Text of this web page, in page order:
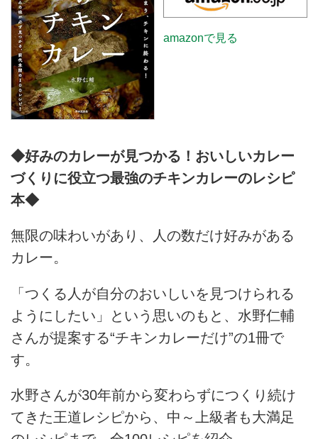
amazonで見る
◆好みのカレーが見つかる！おいしいカレー
づくりに役立つ最強のチキンカレーのレシピ
本◆
無限の味わいがあり、人の数だけ好みがある
カレー。
「つくる人が自分のおいしいを見つけられる
ようにしたい」という思いのもと、水野仁輔
さんが提案する“チキンカレーだけ”の1冊で
す。
水野さんが30年前から変わらずにつくり続け
てきた王道レシピから、中～上級者も大満足